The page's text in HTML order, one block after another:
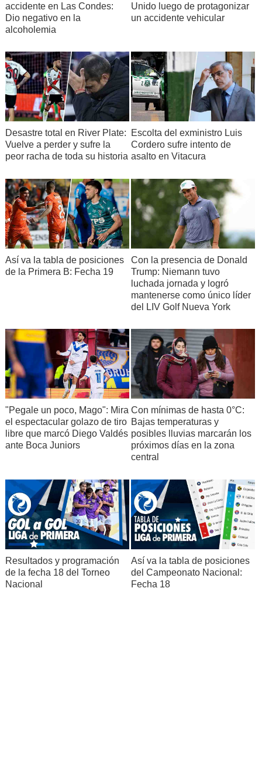
accidente en Las Condes:
Dio negativo en la
alcoholemia
Unido luego de protagonizar
un accidente vehicular
Desastre total en River Plate:
Vuelve a perder y sufre la
peor racha de toda su historia
Escolta del exministro Luis
Cordero sufre intento de
asalto en Vitacura
Así va la tabla de posiciones
de la Primera B: Fecha 19
Con la presencia de Donald
Trump: Niemann tuvo
luchada jornada y logró
mantenerse como único líder
del LIV Golf Nueva York
"Pegale un poco, Mago": Mira
el espectacular golazo de tiro
libre que marcó Diego Valdés
ante Boca Juniors
Con mínimas de hasta 0°C:
Bajas temperaturas y
posibles lluvias marcarán los
próximos días en la zona
central
Resultados y programación
de la fecha 18 del Torneo
Nacional
Así va la tabla de posiciones
del Campeonato Nacional:
Fecha 18